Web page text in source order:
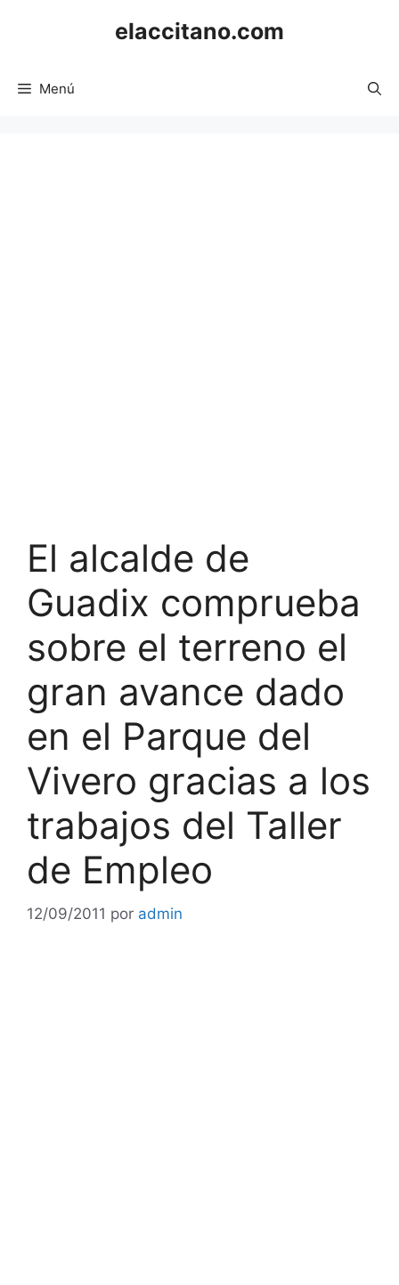
elaccitano.com
Menú
El alcalde de
Guadix comprueba
sobre el terreno el
gran avance dado
en el Parque del
Vivero gracias a los
trabajos del Taller
de Empleo
12/09/2011 por admin